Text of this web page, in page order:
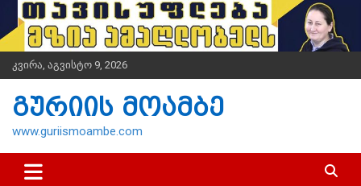
i
t
კვირა, აგვისტო 9, 2026
გურიის მოამბე
www.guriismoambe.com